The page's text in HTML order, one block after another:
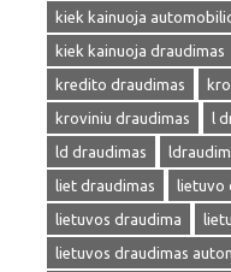
kiek kainuoja
kiek kainuoja draudimas
kredito draudimas
kroviniu draudimas
l
ld draudimas
liet draudimas
lietuvo
lietuvos draudima
lietuvos draudimas